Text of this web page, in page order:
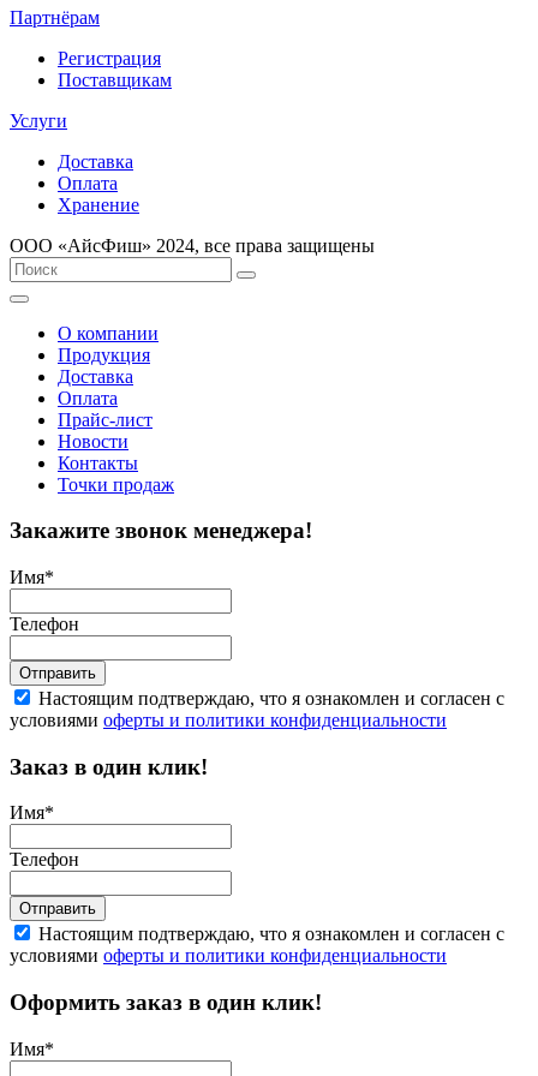
Партнёрам
Регистрация
Поставщикам
Услуги
Доставка
Оплата
Хранение
ООО «AйсФиш» 2024, все права защищены
О компании
Продукция
Доставка
Оплата
Прайс-лист
Новости
Контакты
Точки продаж
Закажите звонок менеджера!
Имя*
Телефон
Отправить
Настоящим подтверждаю, что я ознакомлен и согласен с
условиями оферты и политики конфиденциальности
Заказ в один клик!
Имя*
Телефон
Отправить
Настоящим подтверждаю, что я ознакомлен и согласен с
условиями оферты и политики конфиденциальности
Оформить заказ в один клик!
Имя*